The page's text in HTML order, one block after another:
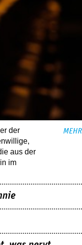
der
aus der
im
MEHR